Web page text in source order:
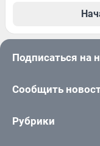
Подписаться на
Сообщить
Рубрики